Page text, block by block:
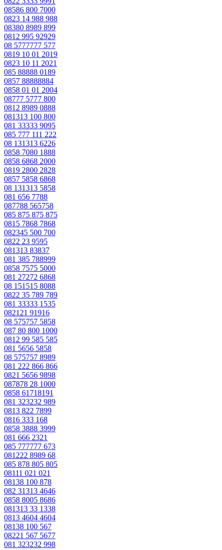
08586 800 7000
0823 14 988 988
08380 8989 899
0812 995 92929
08 5777777 577
0819 10 01 2019
0823 10 11 2021
085 88888 0189
0857 88888884
0858 01 01 2004
08777 5777 800
0812 8989 0888
081313 100 800
081 33333 9095
085 777 111 222
08 131313 6226
0858 7080 1888
0858 6868 2000
0819 2800 2828
0857 5858 6868
08 131313 5858
081 656 7788
087788 565758
085 875 875 875
0815 7868 7868
082345 500 700
0822 23 9595
081313 83837
081 385 788999
0858 7575 5000
081 27272 6868
08 151515 8088
0822 35 789 789
081 33333 1535
082121 91916
08 575757 5858
087 80 800 1000
0812 99 585 585
081 5656 5858
08 575757 8989
081 222 866 866
0821 5656 9898
087878 28 1000
0858 61718191
081 323232 989
0813 822 7899
0816 333 168
0858 3888 3999
081 666 2321
085 777777 673
081222 8989 68
085 878 805 805
08111 021 021
08138 100 878
082 31313 4646
0858 8005 8686
081313 33 1338
0813 4604 4604
08138 100 567
08221 567 5677
081 323232 998